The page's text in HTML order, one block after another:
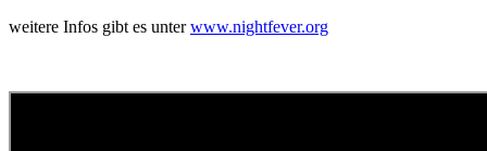
weitere Infos gibt es unterwww.nightfever.org